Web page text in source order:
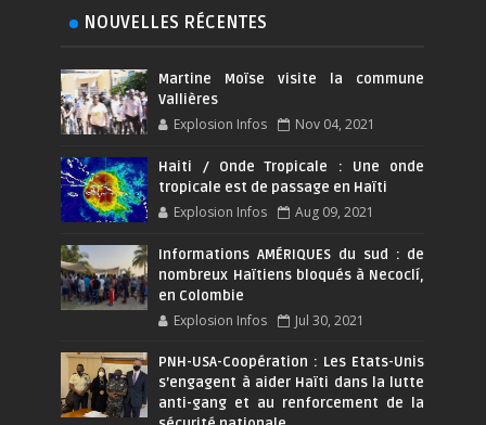
NOUVELLES RÉCENTES
Martine Moïse visite la commune
Vallières
Explosion Infos Nov 04, 2021
Haiti / Onde Tropicale : Une onde
tropicale est de passage en Haïti
Explosion Infos Aug 09, 2021
Informations AMÉRIQUES du sud : de
nombreux Haïtiens bloqués à Necoclí,
en Colombie
Explosion Infos Jul 30, 2021
PNH-USA-Coopération : Les Etats-Unis
s’engagent à aider Haïti dans la lutte
anti-gang et au renforcement de la